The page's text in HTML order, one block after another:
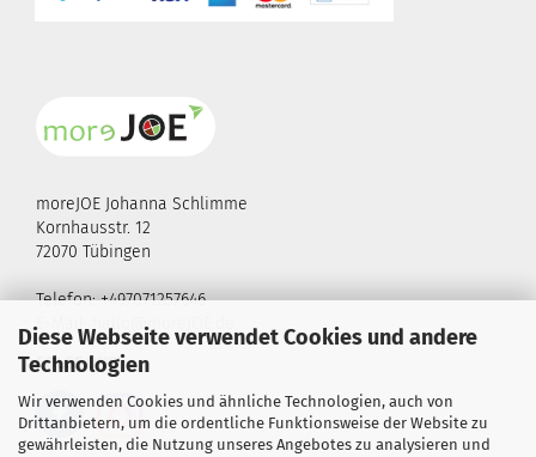
Diese Webseite verwendet Cookies und andere
Technologien
Wir verwenden Cookies und ähnliche Technologien, auch von
Drittanbietern, um die ordentliche Funktionsweise der Website zu
gewährleisten, die Nutzung unseres Angebotes zu analysieren und
moreJOE Johanna Schlimme
Kornhausstr. 12
72070 Tübingen
Telefon: +497071257646
E-Mail:
hallo@moreJOE.de
FOLGE UNS!